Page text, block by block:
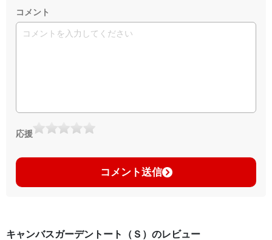
コメント
応援
コメント送信
キャンバスガーデントート（Ｓ）のレビュー